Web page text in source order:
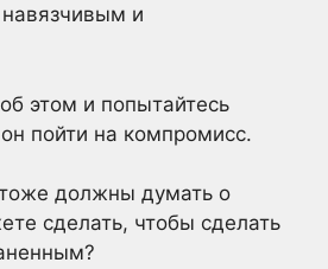
навязчивым и
этом и попытайтесь
пойти на компромисс.
должны думать о
сделать, чтобы сделать